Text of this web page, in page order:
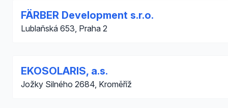
FÄRBER Development s.r.o.
Lublaňská 653, Praha 2
EKOSOLARIS, a.s.
Jožky Silného 2684, Kroměříž